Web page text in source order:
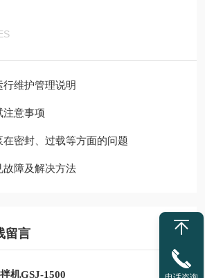
维护管理说明
注意事项
密封、过载等方面的问题
障及解决方法
留言
机GSJ-1500